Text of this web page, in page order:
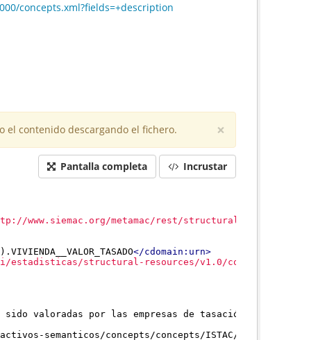
concepts.xml?fields=+description
el contenido descargando el fichero. ×
Pantalla completa Incrustar